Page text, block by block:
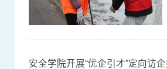
安全学院开展“优企引才”定向访